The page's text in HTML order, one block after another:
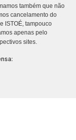
também que não
cancelamento do
ISTOÉ, tampouco
apenas pelo
sites.